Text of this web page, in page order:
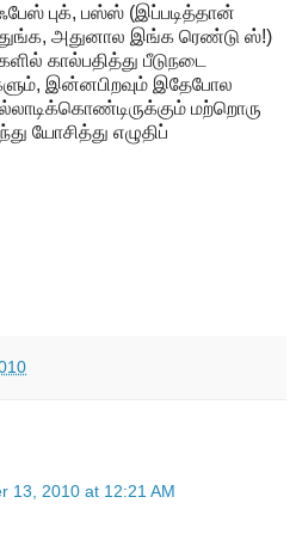
புக், பஸ்ஸ் (இப்படித்தான்
அதுனால இங்க ரெண்டு ஸ்!)
கால்பதித்து பீடுநடை
இன்னபிறவும் இதேபோல
மற்றொரு
யோசித்து எழுதிப்
13, 2010 at 12:21 AM